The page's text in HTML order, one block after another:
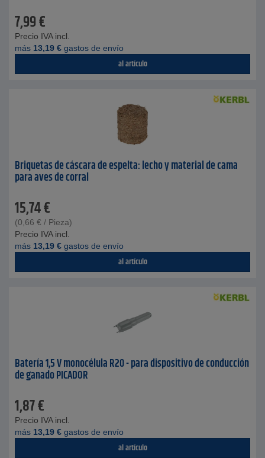
7,99€
Precio IVA incl.
más 13,19 € gastos de envío
al artículo
Briquetas de cáscara de espelta: lecho y material de cama
para aves de corral
15,74€
(0,66 € / Pieza)
Precio IVA incl.
más 13,19 € gastos de envío
al artículo
Batería 1,5 V monocélula R20 - para dispositivo de conducción
de ganado PICADOR
1,87€
Precio IVA incl.
más 13,19 € gastos de envío
al artículo